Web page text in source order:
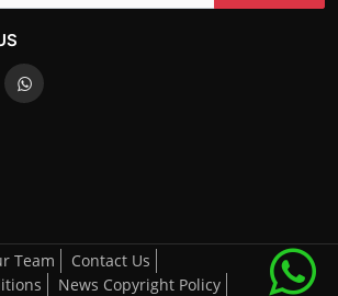
Team
Contact Us
News Copyright Policy